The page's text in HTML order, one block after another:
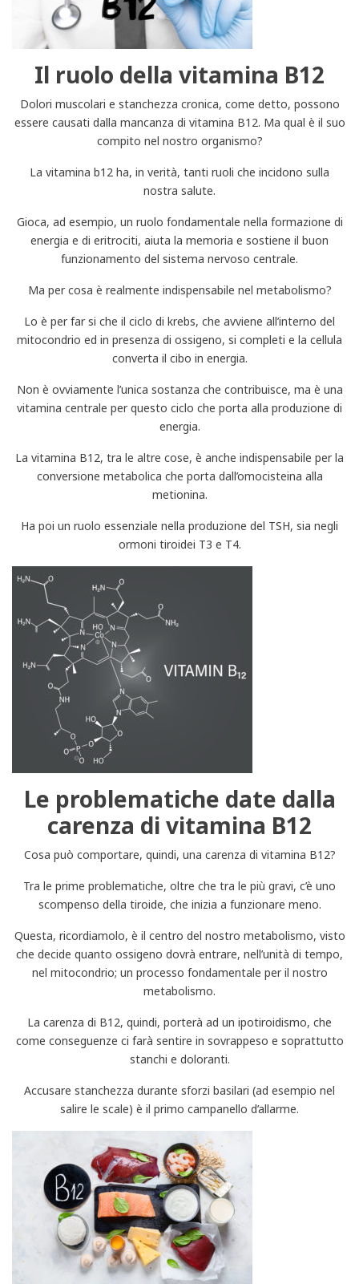
Il ruolo della vitamina B12
Dolori muscolari e stanchezza cronica, come detto, possono
essere causati dalla mancanza di vitamina B12. Ma qual è il suo
compito nel nostro organismo?
La vitamina b12 ha, in verità, tanti ruoli che incidono sulla
nostra salute.
Gioca, ad esempio, un ruolo fondamentale nella formazione di
energia e di eritrociti, aiuta la memoria e sostiene il buon
funzionamento del sistema nervoso centrale.
Ma per cosa è realmente indispensabile nel metabolismo?
Lo è per far si che il ciclo di krebs, che avviene all’interno del
mitocondrio ed in presenza di ossigeno, si completi e la cellula
converta il cibo in energia.
Non è ovviamente l’unica sostanza che contribuisce, ma è una
vitamina centrale per questo ciclo che porta alla produzione di
energia.
La vitamina B12, tra le altre cose, è anche indispensabile per la
conversione metabolica che porta dall’omocisteina alla
metionina.
Ha poi un ruolo essenziale nella produzione del TSH, sia negli
ormoni tiroidei T3 e T4.
Le problematiche date dalla
carenza di vitamina B12
Cosa può comportare, quindi, una carenza di vitamina B12?
Tra le prime problematiche, oltre che tra le più gravi, c’è uno
scompenso della tiroide, che inizia a funzionare meno.
Questa, ricordiamolo, è il centro del nostro metabolismo, visto
che decide quanto ossigeno dovrà entrare, nell’unità di tempo,
nel mitocondrio; un processo fondamentale per il nostro
metabolismo.
La carenza di B12, quindi, porterà ad un ipotiroidismo, che
come conseguenze ci farà sentire in sovrappeso e soprattutto
stanchi e doloranti.
Accusare stanchezza durante sforzi basilari (ad esempio nel
salire le scale) è il primo campanello d’allarme.